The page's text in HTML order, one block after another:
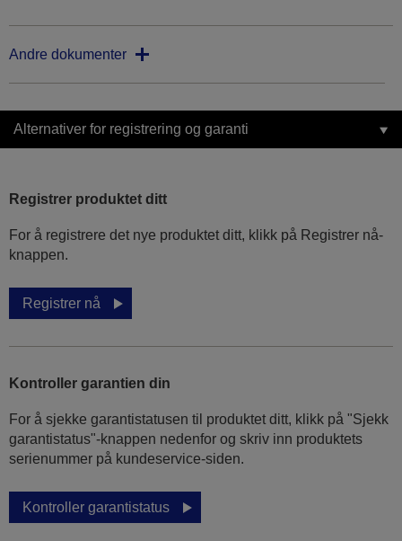
Andre dokumenter
Alternativer for registrering og garanti
Registrer produktet ditt
For å registrere det nye produktet ditt, klikk på Registrer nå-
knappen.
Registrer nå
Kontroller garantien din
For å sjekke garantistatusen til produktet ditt, klikk på "Sjekk
garantistatus"-knappen nedenfor og skriv inn produktets
serienummer på kundeservice-siden.
Kontroller garantistatus